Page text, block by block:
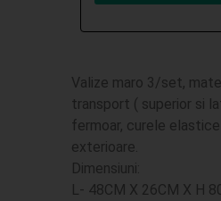
Valize maro 3/set,
transport ( superior si
fermoar, curele
exterioare.
Dimensiuni:
L- 48CM X 26CM X H